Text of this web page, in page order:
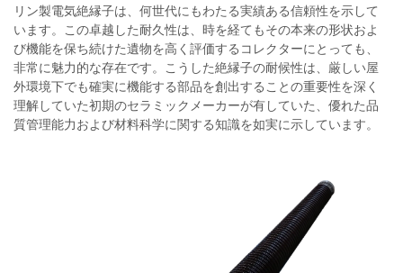
リン製電気絶縁子は、何世代にもわたる実績ある信頼性を示して
います。この卓越した耐久性は、時を経てもその本来の形状およ
び機能を保ち続けた遺物を高く評価するコレクターにとっても、
非常に魅力的な存在です。こうした絶縁子の耐候性は、厳しい屋
外環境下でも確実に機能する部品を創出することの重要性を深く
理解していた初期のセラミックメーカーが有していた、優れた品
質管理能力および材料科学に関する知識を如実に示しています。